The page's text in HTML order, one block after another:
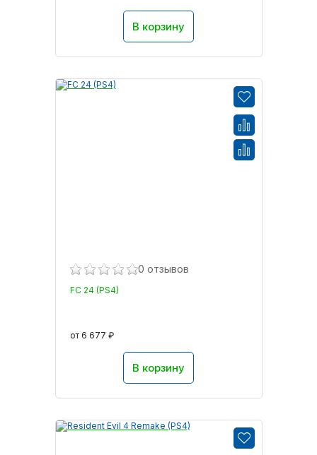
В корзину
0 отзывов
FC 24 (PS4)
от 6 677 ₽
В корзину